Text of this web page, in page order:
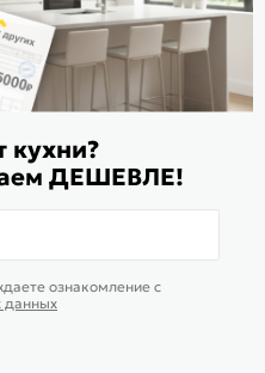
мебели Mebel169.ru
кухни?
ДЕШЕВЛЕ!
ознакомление c
данных